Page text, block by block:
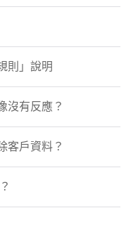
則」說明
沒有反應？
客戶資料？